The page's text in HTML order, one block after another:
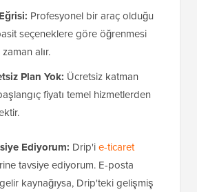
Profesyonel bir araç olduğu
seçeneklere göre öğrenmesi
alır.
Plan Yok: Ücretsiz katman
fiyatı temel hizmetlerden
Ediyorum: Drip'ie-ticaret
tavsiye ediyorum. E-posta
kaynağıysa, Drip'teki gelişmiş